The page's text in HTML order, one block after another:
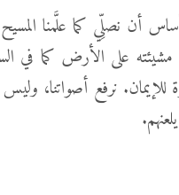
أن نصلِّي كما علَّمنا
على الأرض كما في
نرفع أصواتنا، وليس